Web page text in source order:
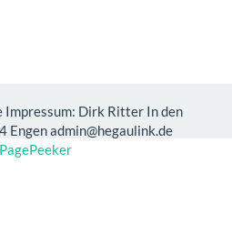
Impressum: Dirk Ritter In den
Engen admin@hegaulink.de